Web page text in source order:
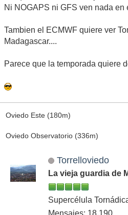
Ni NOGAPS ni GFS ven nada en
Tambien el ECMWF quiere ver
Madagascar....
Parece que la temporada quiere
Oviedo Este (180m)
Oviedo Observatorio (336m)
Torrelloviedo
La vieja guardia de
Supercélula
Mensajes: 18,190